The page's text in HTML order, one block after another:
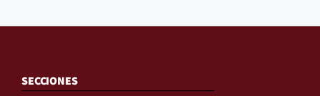
SECCIONES